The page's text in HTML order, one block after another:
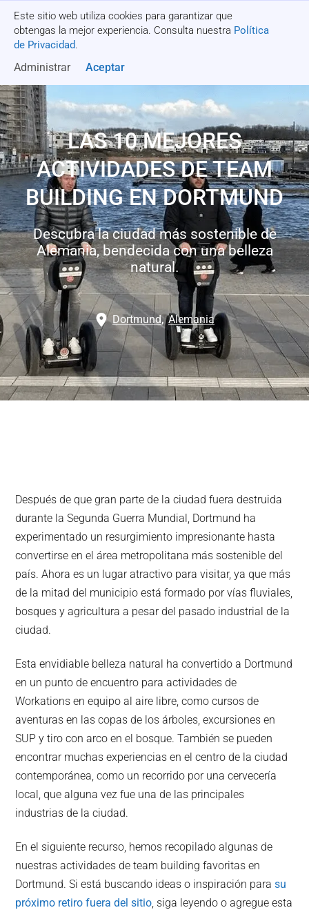
Este sitio web utiliza cookies para garantizar que
obtengas la mejor experiencia. Consulta nuestra Política
de Privacidad.
Administrar Aceptar
Recibe una cotización
LAS 10 MEJORES
ACTIVIDADES DE TEAM
BUILDING EN DORTMUND
Descubra la ciudad más sostenible de
Alemania, bendecida con una belleza
natural.
Dortmund, Alemania
Después de que gran parte de la ciudad fuera destruida
durante la Segunda Guerra Mundial, Dortmund ha
experimentado un resurgimiento impresionante hasta
convertirse en el área metropolitana más sostenible del
país. Ahora es un lugar atractivo para visitar, ya que más
de la mitad del municipio está formado por vías fluviales,
bosques y agricultura a pesar del pasado industrial de la
ciudad.
Esta envidiable belleza natural ha convertido a Dortmund
en un punto de encuentro para actividades de
Workations en equipo al aire libre, como cursos de
aventuras en las copas de los árboles, excursiones en
SUP y tiro con arco en el bosque. También se pueden
encontrar muchas experiencias en el centro de la ciudad
contemporánea, como un recorrido por una cervecería
local, que alguna vez fue una de las principales
industrias de la ciudad.
En el siguiente recurso, hemos recopilado algunas de
nuestras actividades de team building favoritas en
Dortmund. Si está buscando ideas o inspiración parasu
próximo retiro fuera del sitio, siga leyendo o agregue esta